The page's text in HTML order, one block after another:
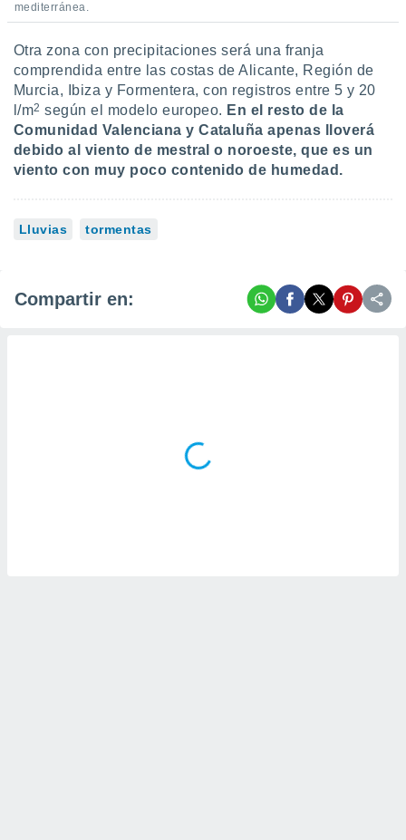
mediterránea.
Otra zona con precipitaciones será una franja
comprendida entre las costas de Alicante, Región de
Murcia, Ibiza y Formentera, con registros entre 5 y 20
l/m2 según el modelo europeo. En el resto de la
Comunidad Valenciana y Cataluña apenas lloverá
debido al viento de mestral o noroeste, que es un
viento con muy poco contenido de humedad.
Lluvias tormentas
Compartir en: